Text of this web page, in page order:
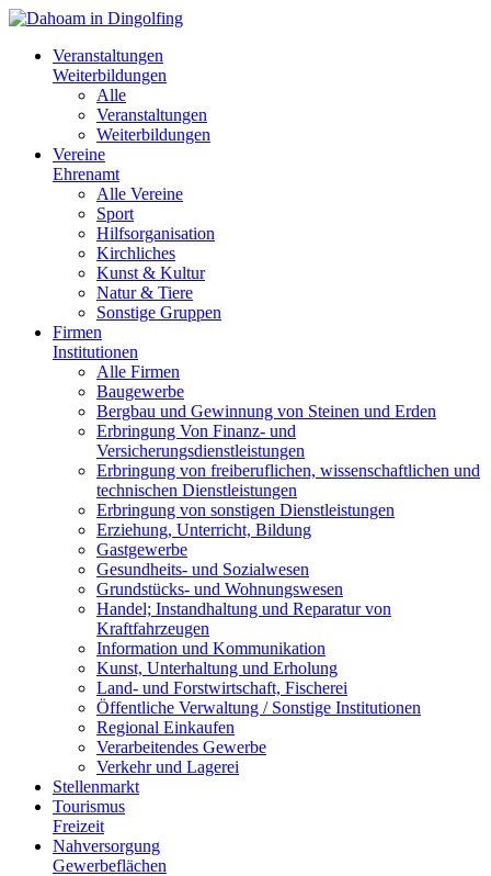
Veranstaltungen
Weiterbildungen
Alle
Veranstaltungen
Weiterbildungen
Vereine
Ehrenamt
Alle Vereine
Sport
Hilfsorganisation
Kirchliches
Kunst & Kultur
Natur & Tiere
Sonstige Gruppen
Firmen
Institutionen
Alle Firmen
Baugewerbe
Bergbau und Gewinnung von Steinen und Erden
Erbringung Von Finanz- und
Versicherungsdienstleistungen
Erbringung von freiberuflichen, wissenschaftlichen und
technischen Dienstleistungen
Erbringung von sonstigen Dienstleistungen
Erziehung, Unterricht, Bildung
Gastgewerbe
Gesundheits- und Sozialwesen
Grundstücks- und Wohnungswesen
Handel; Instandhaltung und Reparatur von
Kraftfahrzeugen
Information und Kommunikation
Kunst, Unterhaltung und Erholung
Land- und Forstwirtschaft, Fischerei
Öffentliche Verwaltung / Sonstige Institutionen
Regional Einkaufen
Verarbeitendes Gewerbe
Verkehr und Lagerei
Stellenmarkt
Tourismus
Freizeit
Nahversorgung
Gewerbeflächen